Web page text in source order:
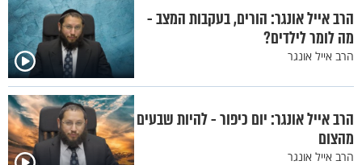
הרב אייל אונגר: הורים, בעקבות המצב -
מה לומר לילדים?
הרב אייל אונגר
הרב אייל אונגר: יום כיפור - להיות שבעים
מהצום
הרב אייל אונגר